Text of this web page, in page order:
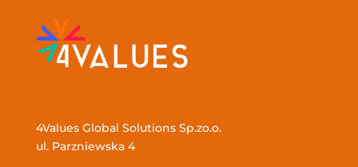
4Values Global Solutions Sp.zo.o.
ul. Parzniewska 4